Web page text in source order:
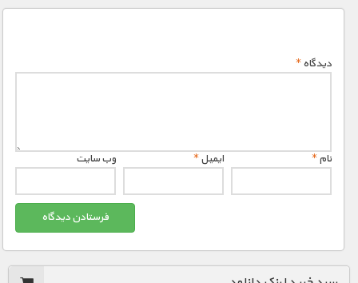
دیدگاه*
نام* ایمیل* وب‌ سایت